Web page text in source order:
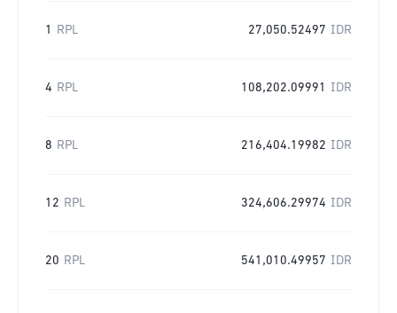
1 RPL 27,050.52497 IDR
4 RPL 108,202.09991 IDR
8 RPL 216,404.19982 IDR
12 RPL 324,606.29974 IDR
20 RPL 541,010.49957 IDR